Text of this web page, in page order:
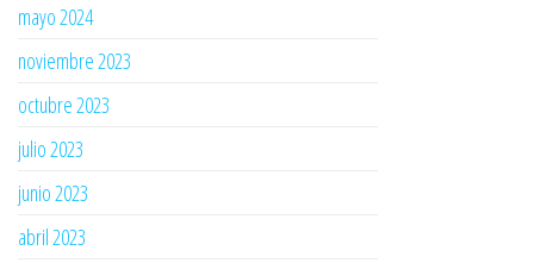
mayo 2024
noviembre 2023
octubre 2023
julio 2023
junio 2023
abril 2023